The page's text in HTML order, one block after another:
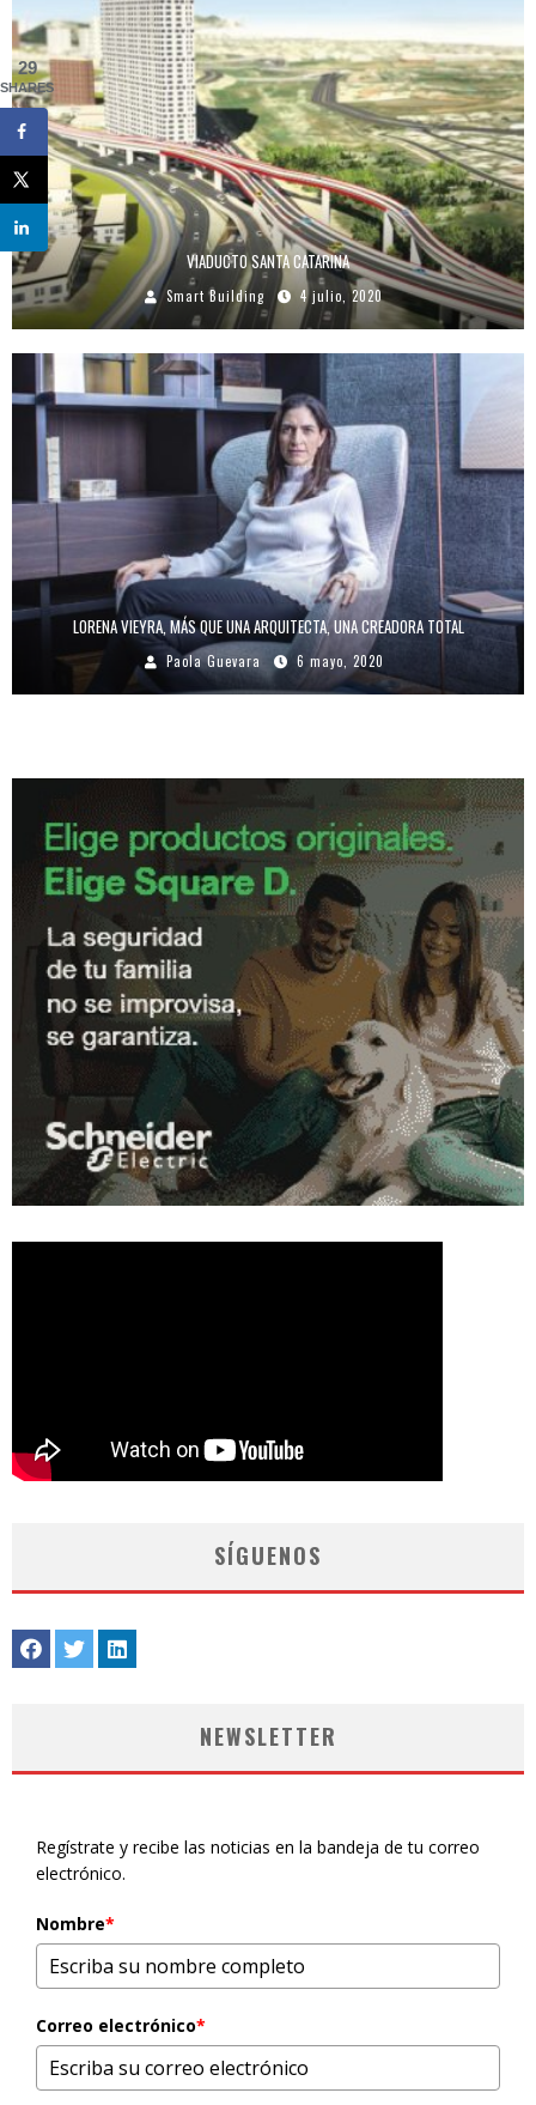
VIADUCTO SANTA CATARINA
Smart Building 4 julio, 2020
LORENA VIEYRA, MÁS QUE UNA ARQUITECTA, UNA CREADORA TOTAL
Paola Guevara 6 mayo, 2020
SÍGUENOS
NEWSLETTER
Regístrate y recibe las noticias en la bandeja de tu correo
electrónico.
Nombre*
Correo electrónico*
29
SHARES